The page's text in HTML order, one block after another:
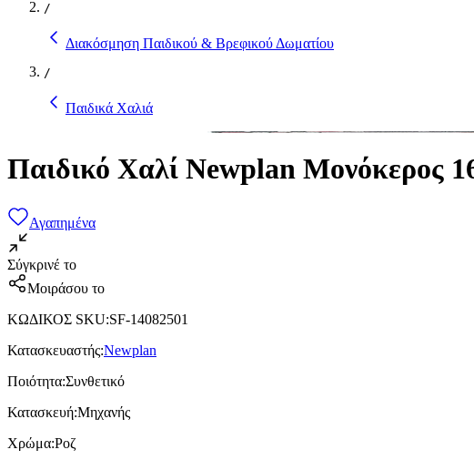
/
Διακόσμηση Παιδικού & Βρεφικού Δωματίου
/
Παιδικά Χαλιά
Παιδικό Χαλί Newplan Μονόκερος
Αγαπημένα
Σύγκρινέ το
Μοιράσου το
ΚΩΔΙΚΟΣ SKU:SF-14082501
Κατασκευαστής:Newplan
Ποιότητα:Συνθετικό
Κατασκευή:Μηχανής
Χρώμα:Ροζ